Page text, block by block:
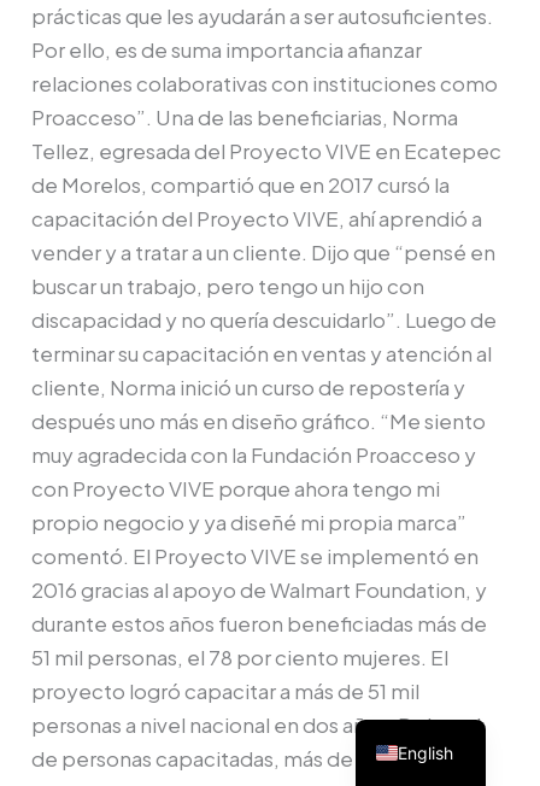
prácticas que les ayudarán a ser autosuficientes.
Por ello, es de suma importancia afianzar
relaciones colaborativas con instituciones como
Proacceso”. Una de las beneficiarias, Norma
Tellez, egresada del Proyecto VIVE en Ecatepec
de Morelos, compartió que en 2017 cursó la
capacitación del Proyecto VIVE, ahí aprendió a
vender y a tratar a un cliente. Dijo que “pensé en
buscar un trabajo, pero tengo un hijo con
discapacidad y no quería descuidarlo”. Luego de
terminar su capacitación en ventas y atención al
cliente, Norma inició un curso de repostería y
después uno más en diseño gráfico. “Me siento
muy agradecida con la Fundación Proacceso y
con Proyecto VIVE porque ahora tengo mi
propio negocio y ya diseñé mi propia marca”
comentó. El Proyecto VIVE se implementó en
2016 gracias al apoyo de Walmart Foundation, y
durante estos años fueron beneficiadas más de
51 mil personas, el 78 por ciento mujeres. El
proyecto logró capacitar a más de 51 mil
personas a nivel nacional en dos años. Del total
de personas capacitadas, más de 38 mil son
English